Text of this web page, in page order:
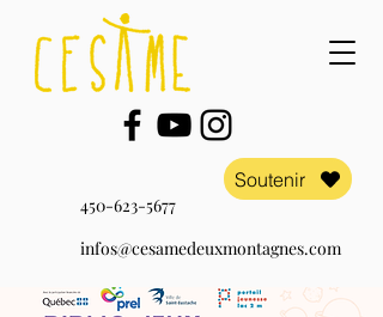
Soutenir
450-623-5677
infos@cesamedeuxmontagnes.com